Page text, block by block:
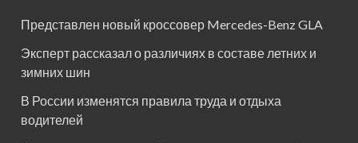
Представлен новый кроссовер Mercedes-Benz GLA
Эксперт рассказал о различиях в составе летних и
зимних шин
В России изменятся правила труда и отдыха
водителей